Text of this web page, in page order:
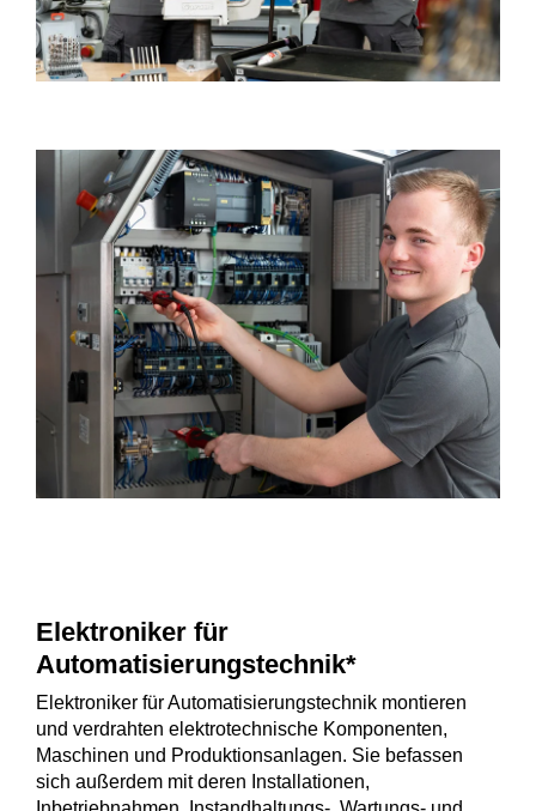
Elektroniker für
Automatisierungstechnik*
Elektroniker für Automatisierungstechnik montieren
und verdrahten elektrotechnische Komponenten,
Maschinen und Produktionsanlagen. Sie befassen
sich außerdem mit deren Installationen,